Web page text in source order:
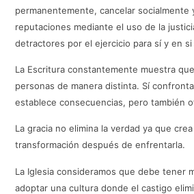
permanentemente, cancelar socialmente
reputaciones mediante el uso de la
detractores por el ejercicio para sí y en si
La Escritura constantemente muestra
personas de manera distinta. Sí
establece consecuencias, pero también
La gracia no elimina la verdad ya que
transformación después de enfrentarla.
La Iglesia consideramos que debe tener
adoptar una cultura donde el castigo